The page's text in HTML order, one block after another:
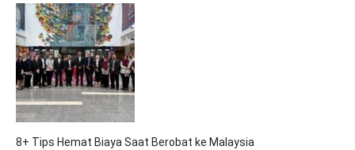
Rumah
Sakit
Malaysia
Terakreditasi
Internasional?
8+ Tips Hemat Biaya Saat Berobat ke Malaysia